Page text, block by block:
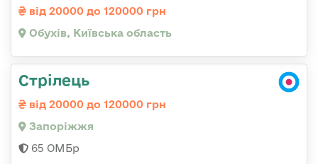
від 20000 до 120000 грн
Обухів, Київська область
Стрілець
від 20000 до 120000 грн
Запоріжжя
65 ОМБр